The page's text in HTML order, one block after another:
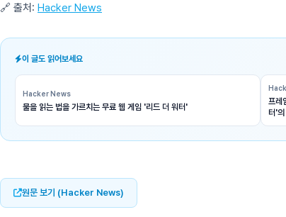
🔗 출처: Hacker News
이 글도 읽어보세요
Hacker News
물을 읽는 법을 가르치는 무료 웹 게임 '리드 더 워터'
프레
터'의
원문 보기 (Hacker News)